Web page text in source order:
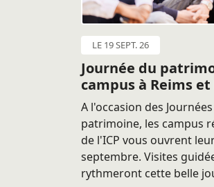
LE 19 SEPT. 26
Journée du
campus à Reims et
A l'occasion des
patrimoine, les campus
de l'ICP vous ouvrent
septembre. Visites
rythmeront cette belle